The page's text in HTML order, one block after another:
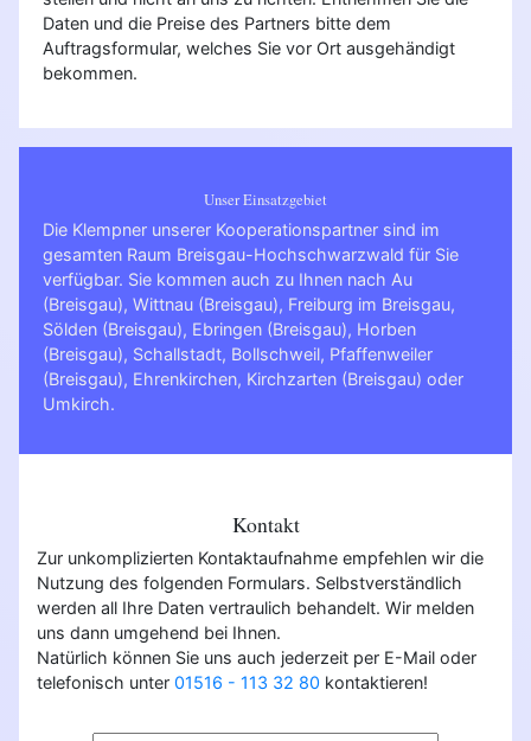
Daten und die Preise des Partners bitte dem
Auftragsformular, welches Sie vor Ort ausgehändigt
bekommen.
Unser Einsatzgebiet
Die Klempner unserer Kooperationspartner sind im
gesamten Raum Breisgau-Hochschwarzwald für Sie
verfügbar. Sie kommen auch zu Ihnen nach Au
(Breisgau), Wittnau (Breisgau), Freiburg im Breisgau,
Sölden (Breisgau), Ebringen (Breisgau), Horben
(Breisgau), Schallstadt, Bollschweil, Pfaffenweiler
(Breisgau), Ehrenkirchen, Kirchzarten (Breisgau) oder
Umkirch.
Kontakt
Zur unkomplizierten Kontaktaufnahme empfehlen wir die
Nutzung des folgenden Formulars. Selbstverständlich
werden all Ihre Daten vertraulich behandelt. Wir melden
uns dann umgehend bei Ihnen.
Natürlich können Sie uns auch jederzeit per E-Mail oder
telefonisch unter 01516 - 113 32 80 kontaktieren!